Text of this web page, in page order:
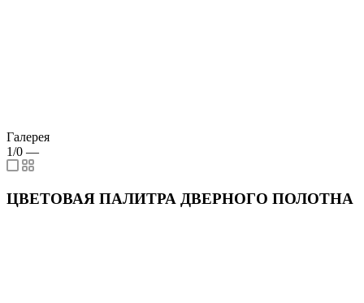
Галерея
1/0 —
ЦВЕТОВАЯ ПАЛИТРА ДВЕРНОГО ПОЛОТНА